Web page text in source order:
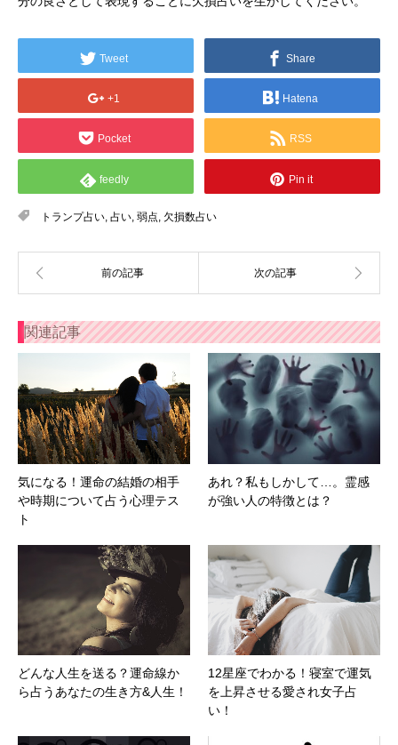
Tweet Share
+1 Hatena
Pocket RSS
feedly Pin it
トランプ占い, 占い, 弱点, 欠損数占い
関連記事
気になる！運命の結婚の相手
や時期について占う心理テス
ト
あれ？私もしかして…。霊感
が強い人の特徴とは？
どんな人生を送る？運命線か
ら占うあなたの生き方&人生！
12星座でわかる！寝室で運気
を上昇させる愛され女子占
い！